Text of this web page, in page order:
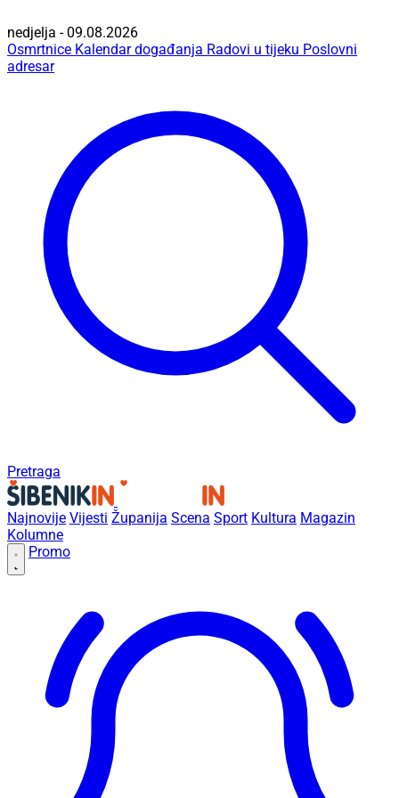
nedjelja - 09.08.2026
Osmrtnice Kalendar događanja Radovi u tijeku Poslovni
adresar
Pretraga
Najnovije Vijesti Županija Scena Sport Kultura Magazin
Kolumne
Promo